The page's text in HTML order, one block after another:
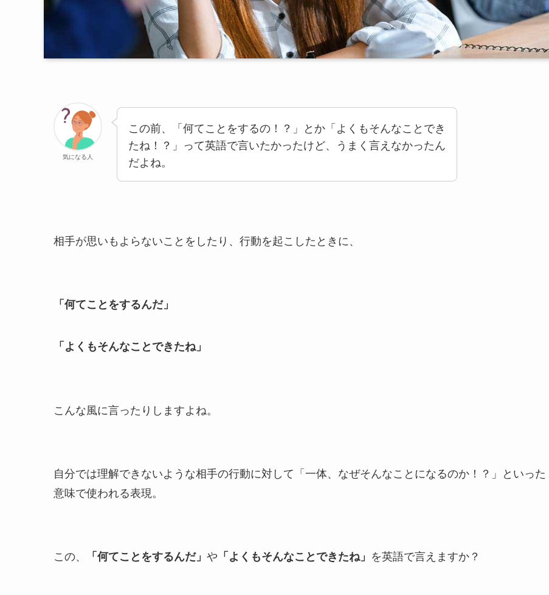
気になる人
この前、「何てことをするの！？」とか「よくもそんなことでき
たね！？」って英語で言いたかったけど、うまく言えなかったん
だよね。
相手が思いもよらないことをしたり、行動を起こしたときに、
「何てことをするんだ」
「よくもそんなことできたね」
こんな風に言ったりしますよね。
自分では理解できないような相手の行動に対して 「一体、なぜそんなことになるのか！？」といった
意味で使われる表現。
この、 「何てことをするんだ」 や 「よくもそんなことできたね」 を英語で言えますか？